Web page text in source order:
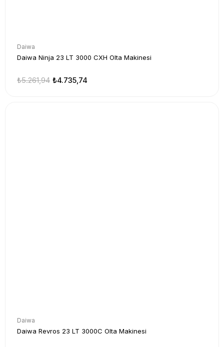
Daiwa
Daiwa Ninja 23 LT 3000 CXH Olta Makinesi
₺4.735,74
₺5.261,94
Daiwa
Daiwa Revros 23 LT 3000C Olta Makinesi